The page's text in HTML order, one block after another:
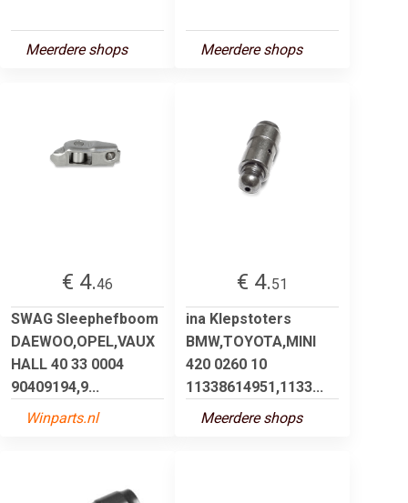
Meerdere shops Meerdere shops
€ 4.46
SWAG Sleephefboom
DAEWOO,OPEL,VAUX
HALL 40 33 0004
90409194,9...
Winparts.nl
€ 4.51
ina Klepstoters
BMW,TOYOTA,MINI
420 0260 10
11338614951,1133...
Meerdere shops